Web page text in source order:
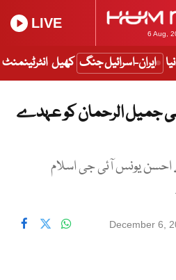
6 Aug,
LIVE
ایران-اسرائیل جنگ کھیل انٹرٹینمنٹ
جمیل الرحمان کو عہدے
سروس گریڈ 20 کے احسن یونس آئی جی اسلام
December 6,